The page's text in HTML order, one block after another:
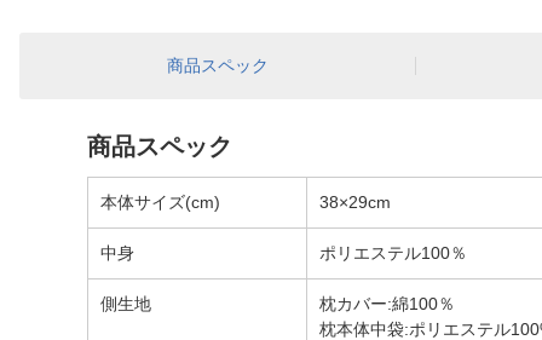
商品スペック
商品スペック
本体サイズ(cm) 38×29cm
中身 ポリエステル100％
側生地
枕カバー:綿100％
枕本体中袋:ポリエステル